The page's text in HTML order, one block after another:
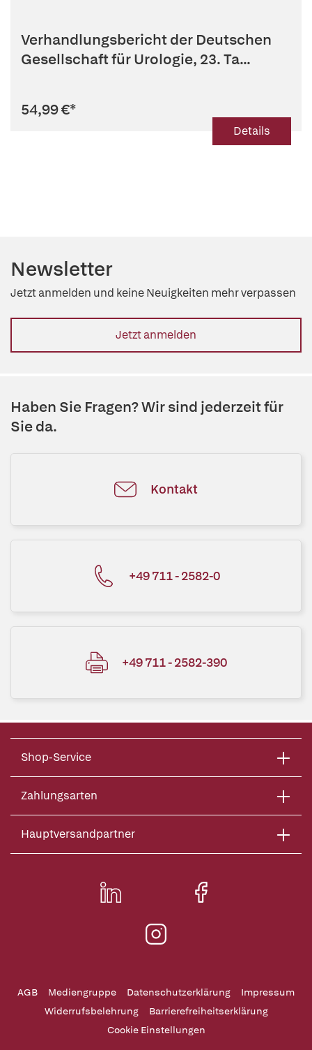
Verhandlungsbericht der Deutschen
Gesellschaft für Urologie, 23. Ta...
54,99 €*
Details
Newsletter
Jetzt anmelden und keine Neuigkeiten mehr verpassen
Jetzt anmelden
Haben Sie Fragen? Wir sind jederzeit für
Sie da.
Kontakt
+49 711 - 2582-0
+49 711 - 2582-390
Shop-Service
Zahlungsarten
Hauptversandpartner
AGB Mediengruppe Datenschutzerklärung
Impressum
Widerrufsbelehrung
Barrierefreiheitserklärung
Cookie Einstellungen